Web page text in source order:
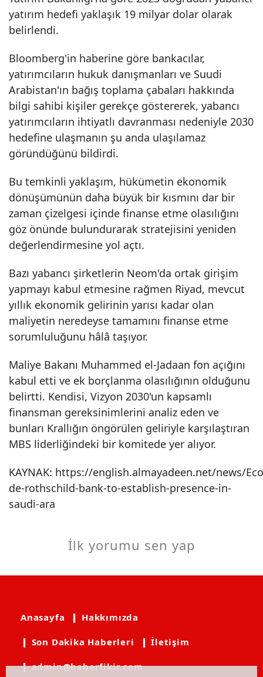
yatırım hedefi yaklaşık 19 milyar dolar olarak
belirlendi.
Bloomberg'in haberine göre bankacılar,
yatırımcıların hukuk danışmanları ve Suudi
Arabistan'ın bağış toplama çabaları hakkında
bilgi sahibi kişiler gerekçe göstererek, yabancı
yatırımcıların ihtiyatlı davranması nedeniyle 2030
hedefine ulaşmanın şu anda ulaşılamaz
göründüğünü bildirdi.
Bu temkinli yaklaşım, hükümetin ekonomik
dönüşümünün daha büyük bir kısmını dar bir
zaman çizelgesi içinde finanse etme olasılığını
göz önünde bulundurarak stratejisini yeniden
değerlendirmesine yol açtı.
Bazı yabancı şirketlerin Neom'da ortak girişim
yapmayı kabul etmesine rağmen Riyad, mevcut
yıllık ekonomik gelirinin yarısı kadar olan
maliyetin neredeyse tamamını finanse etme
sorumluluğunu hâlâ taşıyor.
Maliye Bakanı Muhammed el-Jadaan fon açığını
kabul etti ve ek borçlanma olasılığının olduğunu
belirtti. Kendisi, Vizyon 2030'un kapsamlı
finansman gereksinimlerini analiz eden ve
bunları Krallığın öngörülen geliriyle karşılaştıran
MBS liderliğindeki bir komitede yer alıyor.
KAYNAK: https://english.almayadeen.net/news/
de-rothschild-bank-to-establish-presence-in-
saudi-ara
İlk yorumu sen yap
Anasayfa ❙ Hakkımızda
❙ Son Dakika Haberleri ❙ İletişim
❙ admin@haberfikir.com